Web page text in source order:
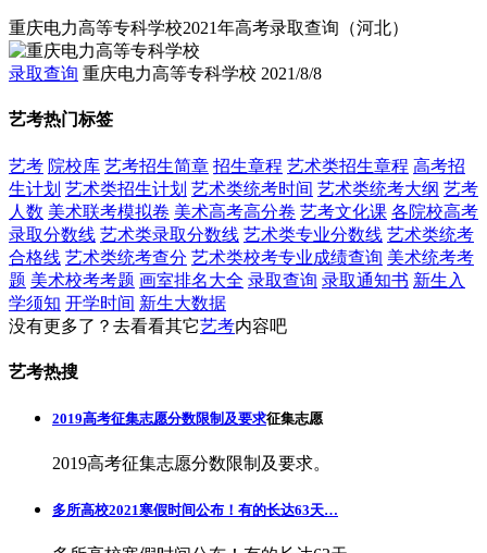
重庆电力高等专科学校2021年高考录取查询（河北）
录取查询 重庆电力高等专科学校 2021/8/8
艺考热门标签
艺考 院校库 艺考招生简章 招生章程 艺术类招生章程 高考招
生计划 艺术类招生计划 艺术类统考时间 艺术类统考大纲 艺考
人数 美术联考模拟卷 美术高考高分卷 艺考文化课 各院校高考
录取分数线 艺术类录取分数线 艺术类专业分数线 艺术类统考
合格线 艺术类统考查分 艺术类校考专业成绩查询 美术统考考
题 美术校考考题 画室排名大全 录取查询 录取通知书 新生入
学须知 开学时间 新生大数据
没有更多了？去看看其它艺考内容吧
艺考热搜
2019高考征集志愿分数限制及要求征集志愿
2019高考征集志愿分数限制及要求。
多所高校2021寒假时间公布！有的长达63天…